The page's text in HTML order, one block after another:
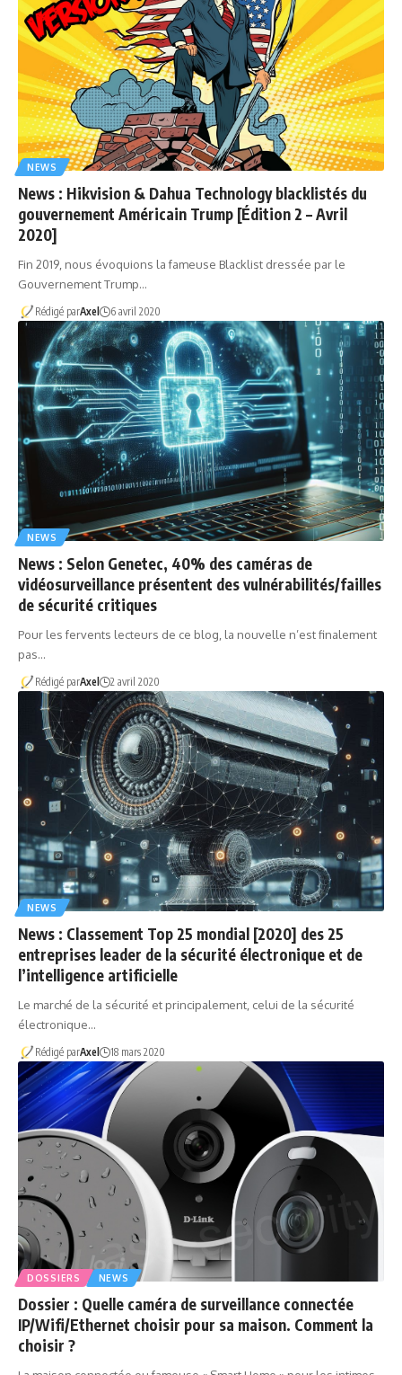
NEWS
News : Hikvision & Dahua Technology blacklistés du
gouvernement Américain Trump [Édition 2 – Avril
2020]
Fin 2019, nous évoquions la fameuse Blacklist dressée par le
Gouvernement Trump…
Rédigé parAxel 6 avril 2020
NEWS
News : Selon Genetec, 40% des caméras de
vidéosurveillance présentent des vulnérabilités/failles
de sécurité critiques
Pour les fervents lecteurs de ce blog, la nouvelle n’est finalement
pas…
Rédigé parAxel 2 avril 2020
NEWS
News : Classement Top 25 mondial [2020] des 25
entreprises leader de la sécurité électronique et de
l’intelligence artificielle
Le marché de la sécurité et principalement, celui de la sécurité
électronique…
Rédigé parAxel 18 mars 2020
DOSSIERS NEWS
Dossier : Quelle caméra de surveillance connectée
IP/Wifi/Ethernet choisir pour sa maison. Comment la
choisir ?